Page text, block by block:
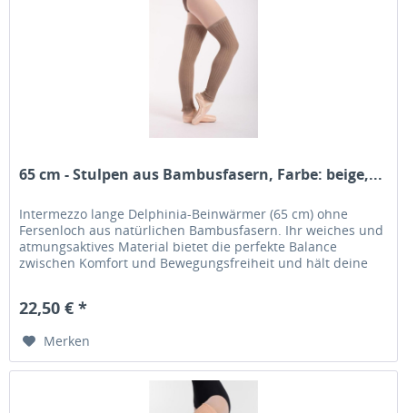
65 cm - Stulpen aus Bambusfasern, Farbe: beige,...
Intermezzo lange Delphinia-Beinwärmer (65 cm) ohne
Fersenloch aus natürlichen Bambusfasern. Ihr weiches und
atmungsaktives Material bietet die perfekte Balance
zwischen Komfort und Bewegungsfreiheit und hält deine
22,50 € *
Merken